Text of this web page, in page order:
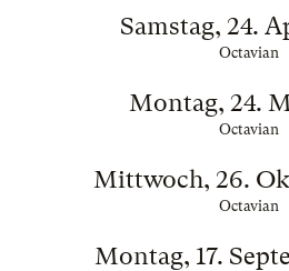
Samstag, 24.
Octavian
Montag, 24.
Octavian
Mittwoch, 26.
Octavian
Montag, 17.